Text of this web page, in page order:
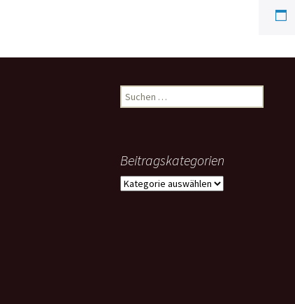
Suchen
nach:
Beitragskategorien
Beitragskategorien